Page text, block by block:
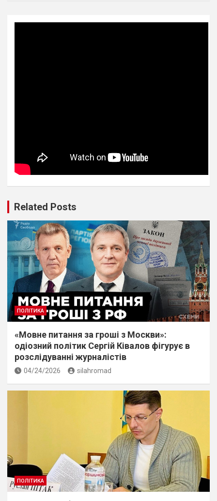
Related Posts
ПОЛІТИКА
«Мовне питання за гроші з Москви»:
одіозний політик Сергій Ківалов фігурує в
розслідуванні журналістів
04/24/2026 silahromad
ПОЛІТИКА